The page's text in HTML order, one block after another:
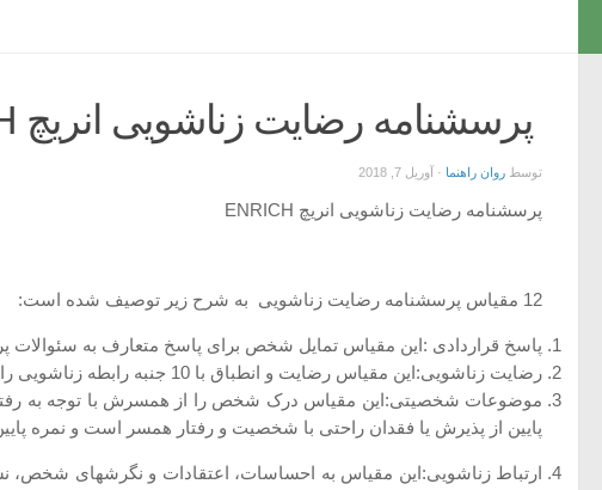
پرسشنامه رضایت زناشویی انریچ ENRICH (مقیاس سنجش رضایت زناشویی)
توسط روان راهنما · آوریل 7, 2018
پرسشنامه رضایت زناشویی انریچ ENRICH
12 مقیاس پرسشنامه رضایت زناشویی به شرح زیر توصیف شده است:
پاسخ قراردادی :این مقیاس تمایل شخص برای پاسخ متعارف به سئوالات
رضایت زناشویی:این مقیاس رضایت و انطباق با 10 جنبه رابطه زناشویی را که در زیر آمده است،اندازه گیری می کند.
موضوعات شخصیتی:این مقیاس درک شخص را از همسرش با توجه به
پایین از پذیرش یا فقدان راحتی با شخصیت و رفتار همسر است و
ارتباط زناشویی:این مقیاس به احساسات، اعتقادات و نگرشهای